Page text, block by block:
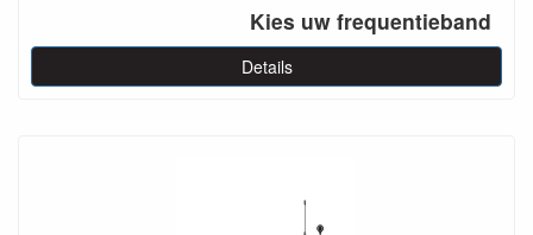
Kies uw frequentieband
Details